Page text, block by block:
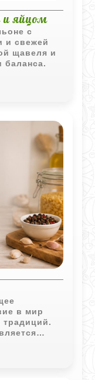
и яйцом
с
и свежей
щавеля и
баланса.
в мир
традиций.
и